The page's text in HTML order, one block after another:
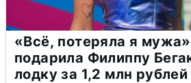
«Всё, потеряла я
подарила Филиппу
лодку за 1,2 млн рублей